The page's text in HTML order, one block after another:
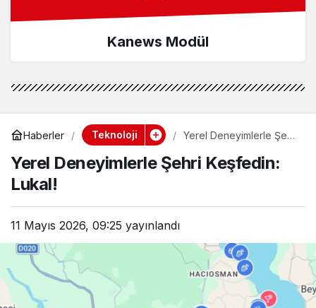
Kanews Modül
Haberler Teknoloji
Yerel Deneyimlerle Şehri
Yerel Deneyimlerle Şehri Keşfedin:
Lukal!
11 Mayıs 2026, 09:25 yayınlandı